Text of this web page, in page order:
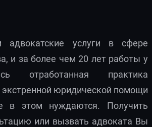
услуги в сфере
и за более чем 20 лет работы у
отработанная практика
экстренной юридической помощи
в этом нуждаются. Получить
или вызвать адвоката Вы